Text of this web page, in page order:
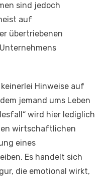
sind jedoch
auf
übertriebenen
Hinweise auf
jemand ums Leben
wird hier lediglich
wirtschaftlichen
eines
Es handelt sich
die emotional wirkt,